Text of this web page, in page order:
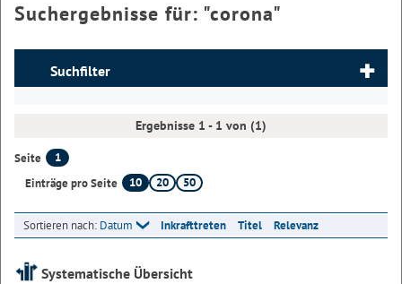
Suchergebnisse für: "corona"
Suchfilter
Ergebnisse 1 - 1 von (1)
Seite
1
Einträge pro Seite
10 20 50
Sortieren nach: Datum Inkrafttreten Titel Relevanz
Systematische Übersicht